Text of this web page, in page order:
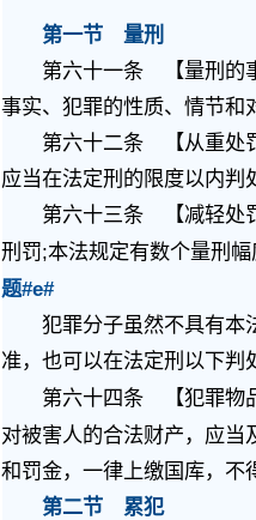
第一节 量刑
第六十一条 【量刑的
事实、犯罪的性质、情节和
第六十二条 【从重处罚
应当在法定刑的限度以内判
第六十三条 【减轻处罚
刑罚;本法规定有数个量刑
题#e#
犯罪分子虽然不具有本
准，也可以在法定刑以下判
第六十四条 【犯罪物品
对被害人的合法财产，应当
和罚金，一律上缴国库，不
第二节 累犯